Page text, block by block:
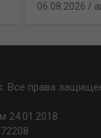
06.08.2026
Все права
24.01.2018